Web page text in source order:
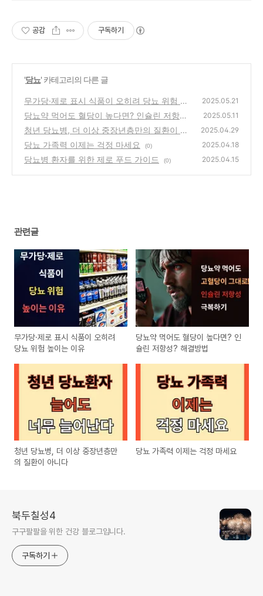
공감 구독하기
'당뇨' 카테고리의 다른 글
무가당·제로 표시 식품이 오히려 당뇨 위험 높
이는 이유
(0)
2025.05.21
당뇨약 먹어도 혈당이 높다면? 인슐린 저항성?
해결방법
(0)
2025.05.11
청년 당뇨병, 더 이상 중장년층만의 질환이 아
니다
(0)
2025.04.29
당뇨 가족력 이제는 걱정 마세요 (0) 2025.04.18
당뇨병 환자를 위한 제로 푸드 가이드 (0) 2025.04.15
관련글
무가당·제로 표시 식품이 오히려
당뇨 위험 높이는 이유
당뇨약 먹어도 혈당이 높다면? 인
슐린 저항성? 해결방법
청년 당뇨병, 더 이상 중장년층만
의 질환이 아니다
당뇨 가족력 이제는 걱정 마세요
북두칠성4
구구팔팔을 위한 건강 블로그입니다.
구독하기